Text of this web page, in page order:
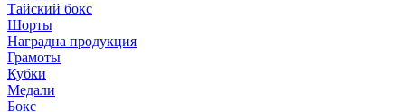
Тайский бокс
Шорты
Наградна продукция
Грамоты
Кубки
Медали
Бокс